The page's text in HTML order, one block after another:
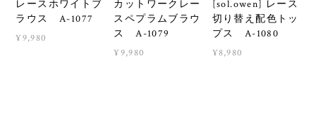
レースホワイトブ
ラウス A-1077
¥9,980
カットワークレー
スペプラムブラウ
ス A-1079
¥9,980
[sol.owen] レース
切り替え配色トッ
プス A-1080
¥8,980